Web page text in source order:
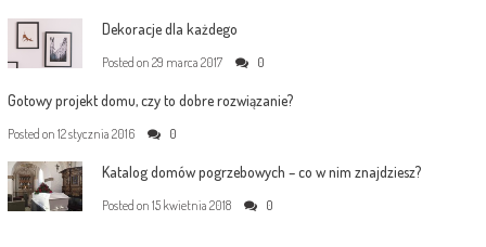
Dekoracje dla każdego
Posted on 29 marca 2017 0
Gotowy projekt domu, czy to dobre rozwiązanie?
Posted on 12 stycznia 2016 0
Katalog domów pogrzebowych – co w nim znajdziesz?
Posted on 15 kwietnia 2018 0